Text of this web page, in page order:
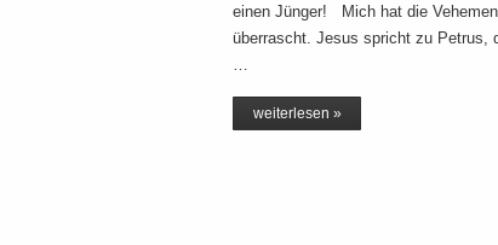
einen Jünger! Mich hat die
überrascht. Jesus spricht zu Petrus,
weiterlesen »